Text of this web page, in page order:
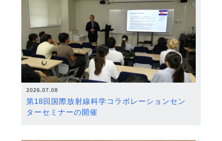
2026.07.08
第18回国際放射線科学コラボレーションセン
ターセミナーの開催